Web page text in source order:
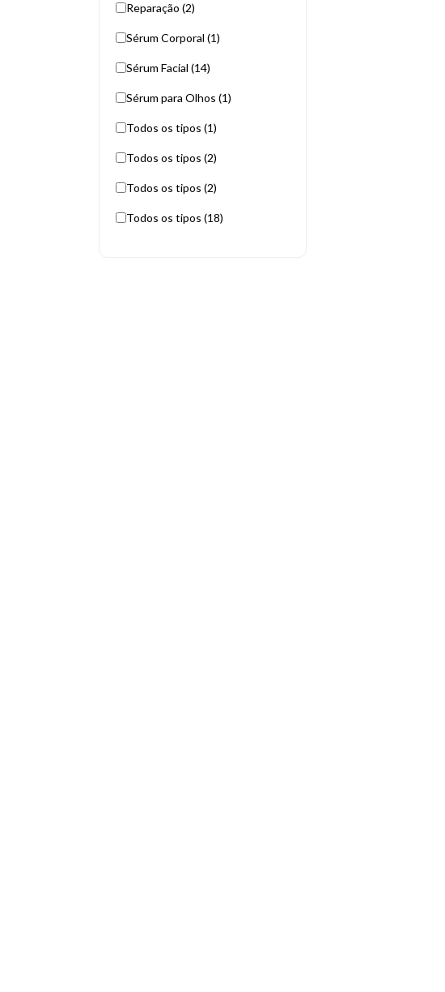
Reparação (2)
Sérum Corporal (1)
Sérum Facial (14)
Sérum para Olhos (1)
Todos os tipos (1)
Todos os tipos (2)
Todos os tipos (2)
Todos os tipos (18)